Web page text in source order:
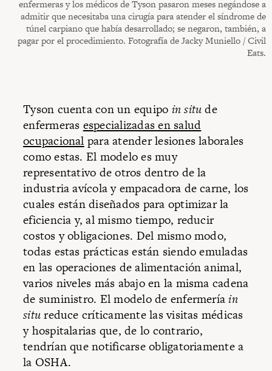
enfermeras y los médicos de Tyson pasaron meses negándose a
admitir que necesitaba una cirugía para atender el síndrome de
túnel carpiano que había desarrollado; se negaron, también, a
pagar por el procedimiento. Fotografía de Jacky Muniello / Civil
Eats.
Tyson cuenta con un equipo in situde
enfermeras especializadas en salud
ocupacional para atender lesiones laborales
como estas. El modelo es muy
representativo de otros dentro de la
industria avícola y empacadora de carne, los
cuales están diseñados para optimizar la
eficiencia y, al mismo tiempo, reducir
costos y obligaciones. Del mismo modo,
todas estas prácticas están siendo emuladas
en las operaciones de alimentación animal,
varios niveles más abajo en la misma cadena
de suministro. El modelo de enfermeríain
situreduce críticamente las visitas médicas
y hospitalarias que, de lo contrario,
tendrían que notificarse obligatoriamente a
la OSHA.